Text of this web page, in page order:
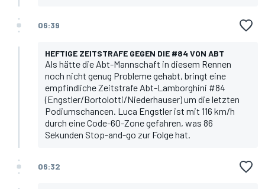
06:39
HEFTIGE ZEITSTRAFE GEGEN DIE #84 VON ABT
Als hätte die Abt-Mannschaft in diesem Rennen
noch nicht genug Probleme gehabt, bringt eine
empfindliche Zeitstrafe Abt-Lamborghini #84
(Engstler/Bortolotti/Niederhauser) um die letzten
Podiumschancen. Luca Engstler ist mit 116 km/h
durch eine Code-60-Zone gefahren, was 86
Sekunden Stop-and-go zur Folge hat.
06:32